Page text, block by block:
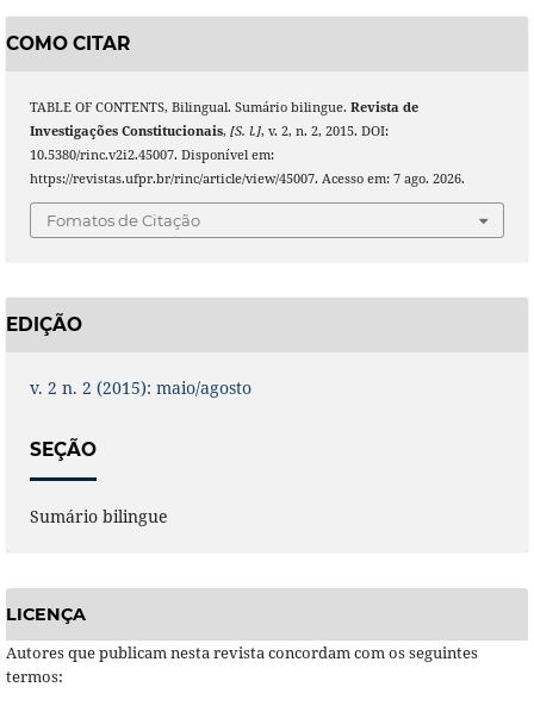
COMO CITAR
TABLE OF CONTENTS, Bilingual. Sumário bilingue. Revista de
Investigações Constitucionais, [S. l.], v. 2, n. 2, 2015. DOI:
10.5380/rinc.v2i2.45007. Disponível em:
https://revistas.ufpr.br/rinc/article/view/45007. Acesso em: 7 ago. 2026.
Fomatos de Citação
EDIÇÃO
v. 2 n. 2 (2015): maio/agosto
SEÇÃO
Sumário bilingue
LICENÇA
Autores que publicam nesta revista concordam com os seguintes
termos: